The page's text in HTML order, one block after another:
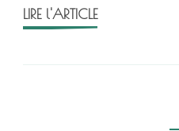
LIRE l'ARTICLE